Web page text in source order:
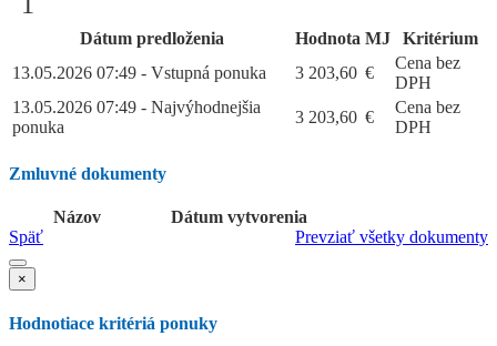
Dátum predloženia Hodnota MJ
Kritérium
13.05.2026 07:49 - Vstupná ponuka
3 203,60 €
Cena bez
DPH
13.05.2026 07:49 - Najvýhodnejšia
ponuka
3 203,60 €
Cena bez
DPH
Zmluvné dokumenty
Názov
Dátum vytvorenia
Prevziať všetky dokumenty
Späť
×
Hodnotiace kritériá ponuky